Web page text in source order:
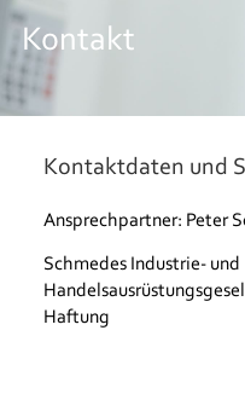
Kontakt
Kontaktdaten und
Ansprechpartner: Peter
Schmedes Industrie- und
Haftung